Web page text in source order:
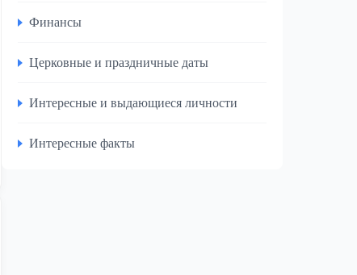
Финансы
Церковные и праздничные даты
Интересные и выдающиеся личности
Интересные факты